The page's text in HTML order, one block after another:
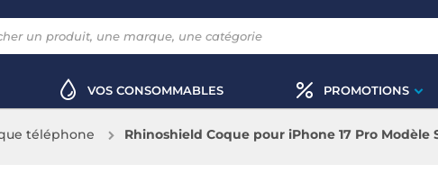
VOS CONSOMMABLES PROMOTIONS
téléphone Rhinoshield Coque pour iPhone 17 Pro